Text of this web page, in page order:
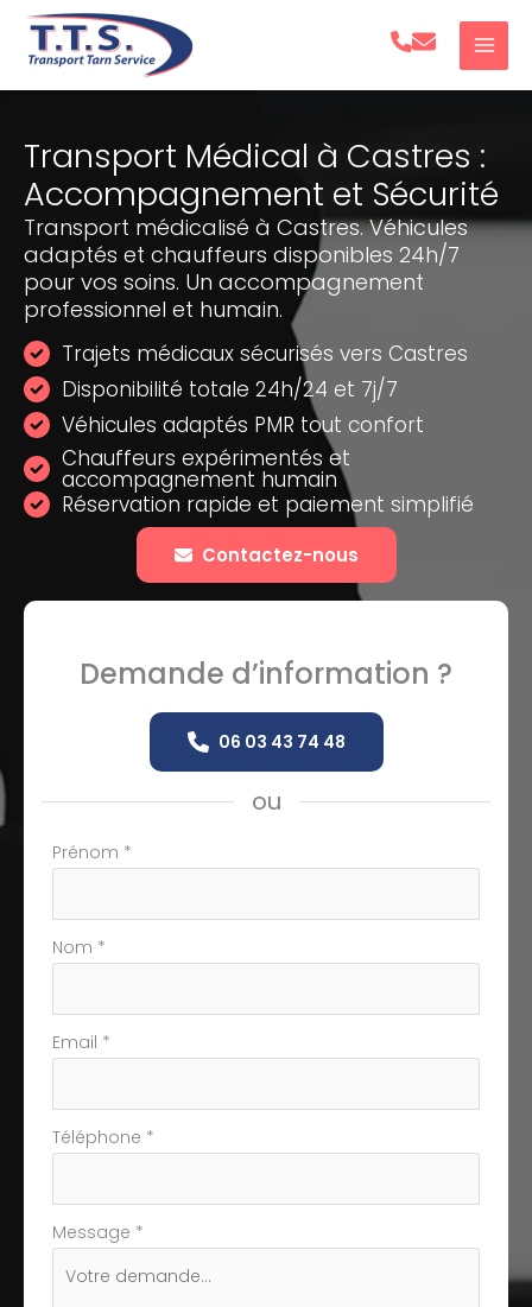
Aller
Transport Médical à Castres :
Accompagnement et Sécurité
Transport médicalisé à Castres. Véhicules
adaptés et chauffeurs disponibles 24h/7
pour vos soins. Un accompagnement
professionnel et humain.
Trajets médicaux sécurisés vers Castres
Disponibilité totale 24h/24 et 7j/7
Véhicules adaptés PMR tout confort
Chauffeurs expérimentés et
accompagnement humain
Réservation rapide et paiement simplifié
Contactez-nous
Demande d’information ?
06 03 43 74 48
ou
Formulaire
téléphone
Prénom *
Nom *
Email *
Téléphone *
Message *